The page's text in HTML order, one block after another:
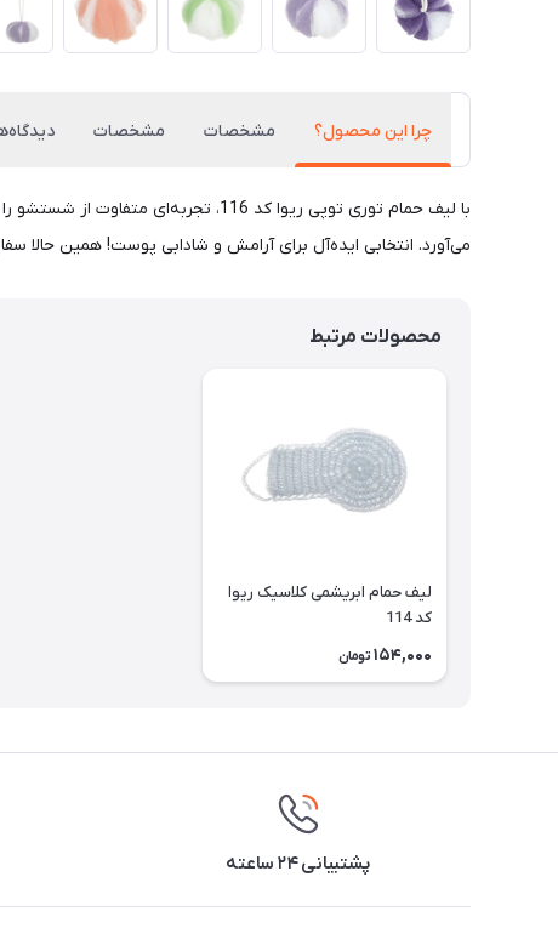
چرا این محصول؟ مشخصات مشخصات
با لیف حمام توری توپی ریوا کد
می‌آورد. انتخابی ایده‌آل برای آرامش و شادابی پوست! همین حالا
محصولات مرتبط
لیف حمام ابریشمی کلاسیک ریوا
کد 114
154,000 تومان
پشتیبانی ۲۴ ساعته